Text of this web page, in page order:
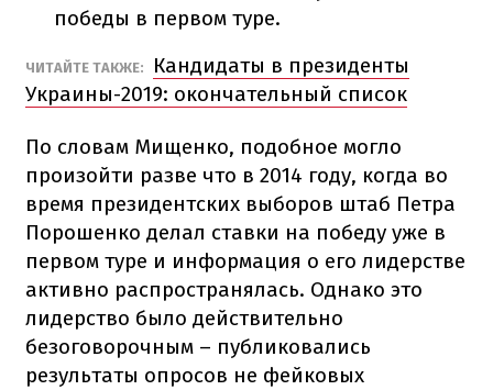
победы в первом туре.
ЧИТАЙТЕ ТАКЖЕ:
Кандидаты в президенты
Украины-2019: окончательный список
По словам Мищенко, подобное могло
произойти разве что в 2014 году, когда во
время президентских выборов штаб Петра
Порошенко делал ставки на победу уже в
первом туре и информация о его лидерстве
активно распространялась. Однако это
лидерство было действительно
безоговорочным – публиковались
результаты опросов не фейковых